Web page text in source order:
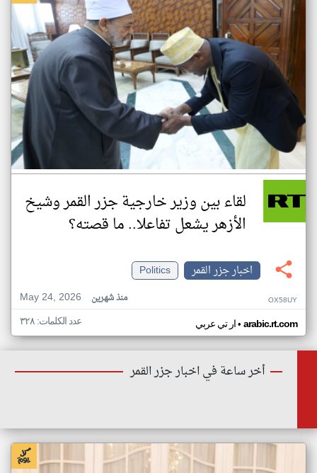
لقاء بين وزير خارجية جزر القمر وشيخ
الأزهر يشعل تفاعلا.. ما قصته؟
اخبار جزر القمر
Politics
May 24, 2026
منذ شهرين OX58UY
ار تي عربي• arabic.rt.com عدد الكلمات: ٣٢٨
أخر ساعة في اخبار جزر القمر